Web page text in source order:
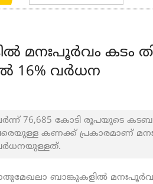
മനഃപൂര്‍വം കടം
16% വര്‍ധന
76,685 കോടി രൂപയുടെ
വരെയുള്ള കണക്ക് പ്രകാരമാണ്
ബാങ്കുകളില്‍ മനഃപൂര്‍വം